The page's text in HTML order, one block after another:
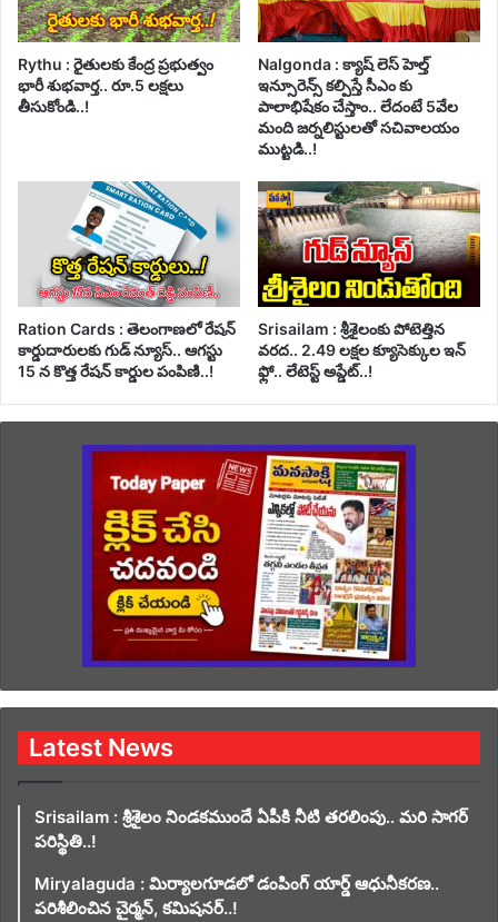
Rythu : రైతులకు కేంద్ర ప్రభుత్వం
భారీ శుభవార్త.. రూ.5 లక్షలు
తీసుకోండి..!
Nalgonda : క్యాష్ లెస్ హెల్త్
ఇన్సూరెన్స్ కల్పిస్తే సీఎం కు
పాలాభిషేకం చేస్తాం.. లేదంటే 5వేల
మంది జర్నలిస్టులతో సచివాలయం
ముట్టడి..!
Ration Cards : తెలంగాణలో రేషన్
కార్డుదారులకు గుడ్ న్యూస్.. ఆగస్టు
15 న కొత్త రేషన్ కార్డుల పంపిణి..!
Srisailam : శ్రీశైలంకు పోటెత్తిన
వరద.. 2.49 లక్షల క్యూసెక్కుల ఇన్
ఫ్లో.. లేటెస్ట్ అప్డేట్..!
Latest News
Srisailam : శ్రీశైలం నిండకముందే ఏపీకి నీటి తరలింపు.. మరి సాగర్
పరిస్థితి..!
Miryalaguda : మిర్యాలగూడలో డంపింగ్ యార్డ్ ఆధునీకరణ..
పరిశీలించిన చైర్మన్, కమిషనర్..!